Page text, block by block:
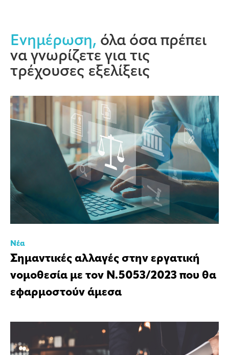
Ενημέρωση, όλα όσα πρέπει
να γνωρίζετε για τις
τρέχουσες εξελίξεις
Νέα
Σημαντικές αλλαγές στην εργατική
νομοθεσία με τον Ν.5053/2023 που θα
εφαρμοστούν άμεσα